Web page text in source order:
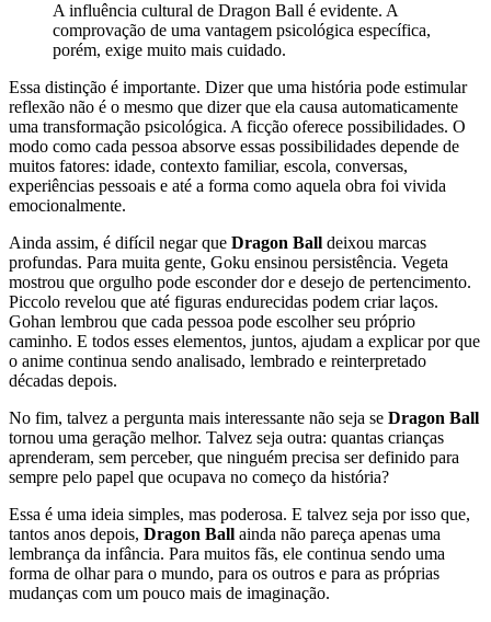
A influência cultural de Dragon Ball é evidente. A
comprovação de uma vantagem psicológica específica,
porém, exige muito mais cuidado.
Essa distinção é importante. Dizer que uma história pode estimular
reflexão não é o mesmo que dizer que ela causa automaticamente
uma transformação psicológica. A ficção oferece possibilidades. O
modo como cada pessoa absorve essas possibilidades depende de
muitos fatores: idade, contexto familiar, escola, conversas,
experiências pessoais e até a forma como aquela obra foi vivida
emocionalmente.
Ainda assim, é difícil negar que Dragon Ball deixou marcas
profundas. Para muita gente, Goku ensinou persistência. Vegeta
mostrou que orgulho pode esconder dor e desejo de pertencimento.
Piccolo revelou que até figuras endurecidas podem criar laços.
Gohan lembrou que cada pessoa pode escolher seu próprio
caminho. E todos esses elementos, juntos, ajudam a explicar por que
o anime continua sendo analisado, lembrado e reinterpretado
décadas depois.
No fim, talvez a pergunta mais interessante não seja se Dragon Ball
tornou uma geração melhor. Talvez seja outra: quantas crianças
aprenderam, sem perceber, que ninguém precisa ser definido para
sempre pelo papel que ocupava no começo da história?
Essa é uma ideia simples, mas poderosa. E talvez seja por isso que,
tantos anos depois, Dragon Ball ainda não pareça apenas uma
lembrança da infância. Para muitos fãs, ele continua sendo uma
forma de olhar para o mundo, para os outros e para as próprias
mudanças com um pouco mais de imaginação.